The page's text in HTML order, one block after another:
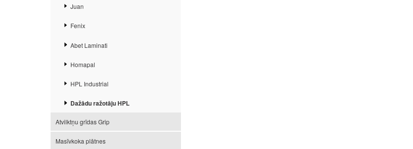
Juan
Fenix
Abet Laminati
Homapal
HPL Industrial
Dažādu ražotāju HPL
Atvilktņu grīdas Grip
Masīvkoka plātnes